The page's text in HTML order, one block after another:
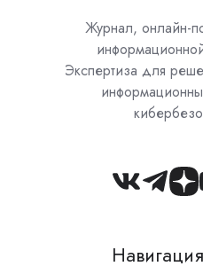
Журнал, онлайн-
Экспертиза для